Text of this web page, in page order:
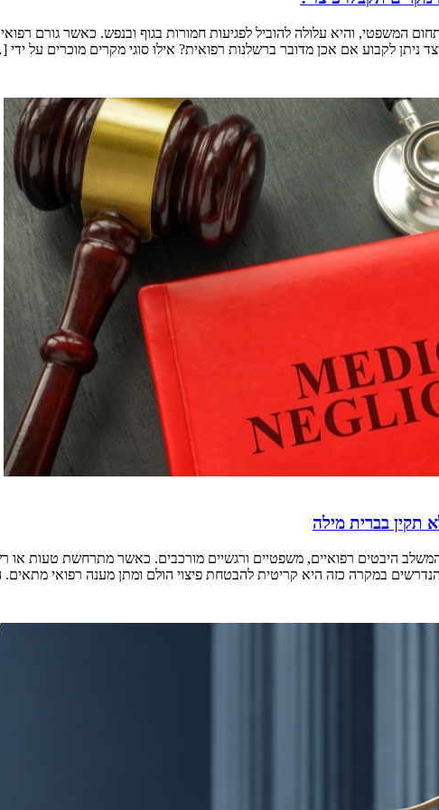
המשפטי, והיא עלולה להוביל לפגיעות חמורות בגוף ובנפש. כאשר גורם
ניתן לקבוע אם אכן מדובר ברשלנות רפואית? אילו סוגי מקרים מוכרים על
תקין בברית מילה
היבטים רפואיים, משפטיים ורגשיים מורכבים. כאשר מתרחשת טעות או
במקרה כזה היא קריטית להבטחת פיצוי הולם ומתן מענה רפואי